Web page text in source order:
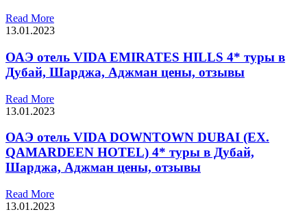
Read More
13.01.2023
ОАЭ отель VIDA EMIRATES HILLS 4* туры в
Дубай, Шарджа, Аджман цены, отзывы
Read More
13.01.2023
ОАЭ отель VIDA DOWNTOWN DUBAI (EX.
QAMARDEEN HOTEL) 4* туры в Дубай,
Шарджа, Аджман цены, отзывы
Read More
13.01.2023